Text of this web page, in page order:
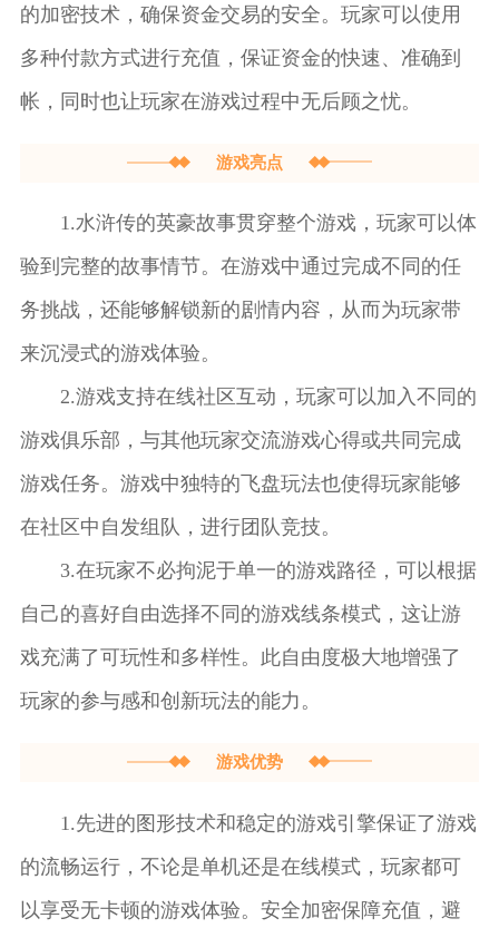
的加密技术，确保资金交易的安全。玩家可以使用
多种付款方式进行充值，保证资金的快速、准确到
帐，同时也让玩家在游戏过程中无后顾之忧。
游戏亮点
1.水浒传的英豪故事贯穿整个游戏，玩家可以体
验到完整的故事情节。在游戏中通过完成不同的任
务挑战，还能够解锁新的剧情内容，从而为玩家带
来沉浸式的游戏体验。
2.游戏支持在线社区互动，玩家可以加入不同的
游戏俱乐部，与其他玩家交流游戏心得或共同完成
游戏任务。游戏中独特的飞盘玩法也使得玩家能够
在社区中自发组队，进行团队竞技。
3.在玩家不必拘泥于单一的游戏路径，可以根据
自己的喜好自由选择不同的游戏线条模式，这让游
戏充满了可玩性和多样性。此自由度极大地增强了
玩家的参与感和创新玩法的能力。
游戏优势
1.先进的图形技术和稳定的游戏引擎保证了游戏
的流畅运行，不论是单机还是在线模式，玩家都可
以享受无卡顿的游戏体验。安全加密保障充值，避